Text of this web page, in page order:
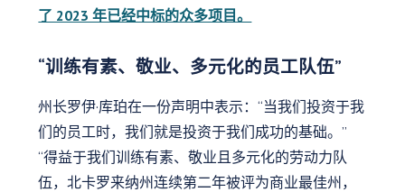
了 2023 年已经中标的众多项目。
“训练有素、敬业、多元化的员工队伍”
州长罗伊·库珀在一份声明中表示：“当我们投资于我
们的员工时，我们就是投资于我们成功的基础。”
“得益于我们训练有素、敬业且多元化的劳动力队
伍，北卡罗来纳州连续第二年被评为商业最佳州，